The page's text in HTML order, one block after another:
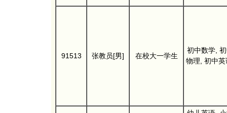
91513 张教员[男] 在校大一学生
初中数学,
物理, 初中英